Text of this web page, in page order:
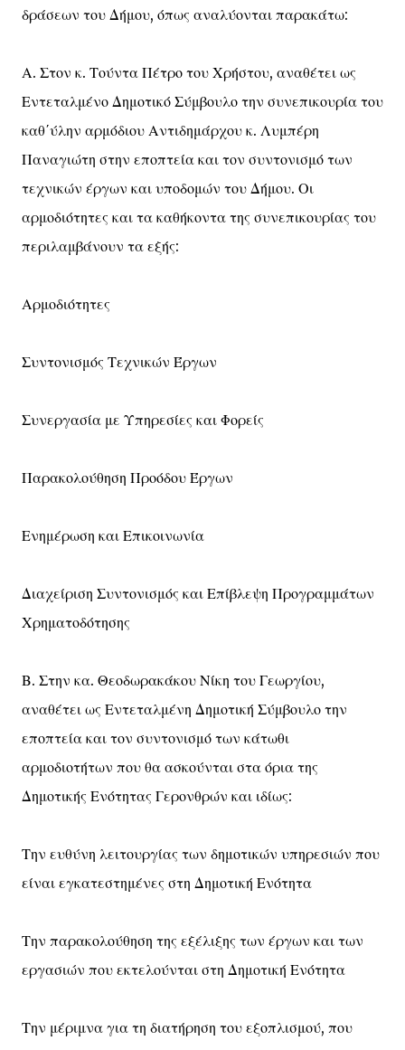
δράσεων του Δήμου, όπως αναλύονται παρακάτω:
Α. Στον κ. Τούντα Πέτρο του Χρήστου, αναθέτει ως
Εντεταλμένο Δημοτικό Σύμβουλο την συνεπικουρία του
καθ΄ύλην αρμόδιου Αντιδημάρχου κ. Λυμπέρη
Παναγιώτη στην εποπτεία και τον συντονισμό των
τεχνικών έργων και υποδομών του Δήμου. Οι
αρμοδιότητες και τα καθήκοντα της συνεπικουρίας του
περιλαμβάνουν τα εξής:
Αρμοδιότητες
Συντονισμός Τεχνικών Έργων
Συνεργασία με Υπηρεσίες και Φορείς
Παρακολούθηση Προόδου Έργων
Ενημέρωση και Επικοινωνία
Διαχείριση Συντονισμός και Επίβλεψη Προγραμμάτων
Χρηματοδότησης
Β. Στην κα. Θεοδωρακάκου Νίκη του Γεωργίου,
αναθέτει ως Εντεταλμένη Δημοτική Σύμβουλο την
εποπτεία και τον συντονισμό των κάτωθι
αρμοδιοτήτων που θα ασκούνται στα όρια της
Δημοτικής Ενότητας Γερονθρών και ιδίως:
Την ευθύνη λειτουργίας των δημοτικών υπηρεσιών που
είναι εγκατεστημένες στη Δημοτική Ενότητα
Την παρακολούθηση της εξέλιξης των έργων και των
εργασιών που εκτελούνται στη Δημοτική Ενότητα
Την μέριμνα για τη διατήρηση του εξοπλισμού, που